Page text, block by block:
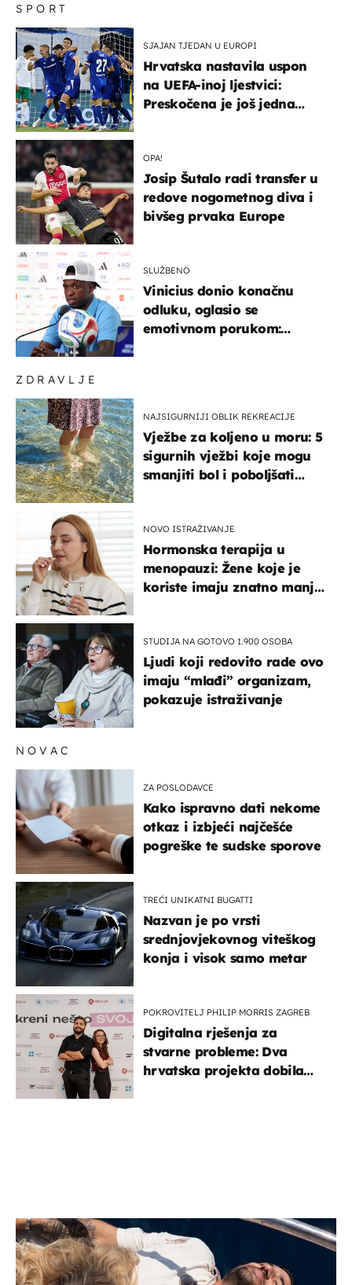
ZDRAVLJE
NAJSIGURNIJI OBLIK REKREACIJE
Vježbe za koljeno u moru: 5
sigurnih vježbi koje mogu
smanjiti bol i poboljšati
NOVO ISTRAŽIVANJE
Hormonska terapija u
menopauzi: Žene koje je
koriste imaju znatno manji
STUDIJA NA GOTOVO 1.900 OSOBA
Ljudi koji redovito rade ovo
imaju “mlađi” organizam,
pokazuje istraživanje
SPORT
SJAJAN TJEDAN U EUROPI
Hrvatska nastavila uspon
na UEFA-inoj ljestvici:
Preskočena je još jedna
OPA!
Josip Šutalo radi transfer u
redove nogometnog diva i
bivšeg prvaka Europe
SLUŽBENO
Vinicius donio konačnu
odluku, oglasio se
emotivnom porukom:
NOVAC
ZA POSLODAVCE
Kako ispravno dati nekome
otkaz i izbjeći najčešće
pogreške te sudske sporove
TREĆI UNIKATNI BUGATTI
Nazvan je po vrsti
srednjovjekovnog viteškog
konja i visok samo metar
POKROVITELJ PHILIP MORRIS ZAGREB
Digitalna rješenja za
stvarne probleme: Dva
hrvatska projekta dobila